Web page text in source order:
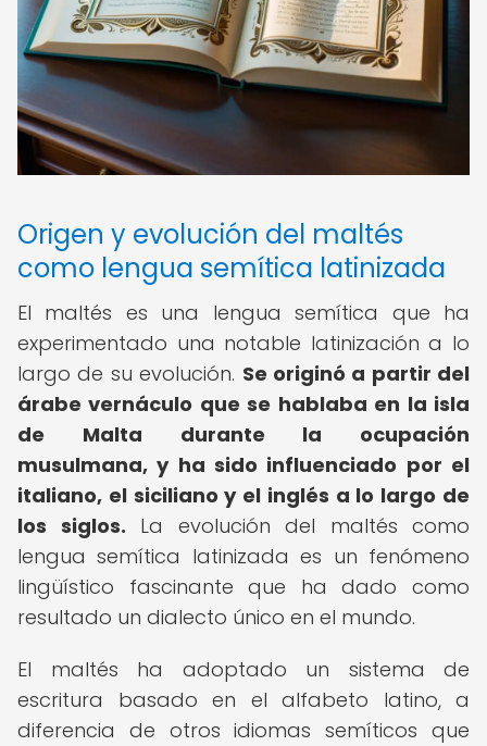
Origen y evolución del maltés
como lengua semítica latinizada
El maltés es una lengua semítica que ha
experimentado una notable latinización a lo
largo de su evolución. Se originó a partir del
árabe vernáculo que se hablaba en la isla
de Malta durante la ocupación
musulmana, y ha sido influenciado por el
italiano, el siciliano y el inglés a lo largo de
los siglos. La evolución del maltés como
lengua semítica latinizada es un fenómeno
lingüístico fascinante que ha dado como
resultado un dialecto único en el mundo.
El maltés ha adoptado un sistema de
escritura basado en el alfabeto latino, a
diferencia de otros idiomas semíticos que